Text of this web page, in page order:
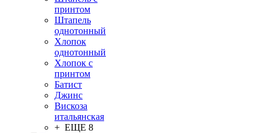
принтом
Штапель
однотонный
Хлопок
однотонный
Хлопок с
принтом
Батист
Джинс
Вискоза
итальянская
+ ЕЩЕ 8